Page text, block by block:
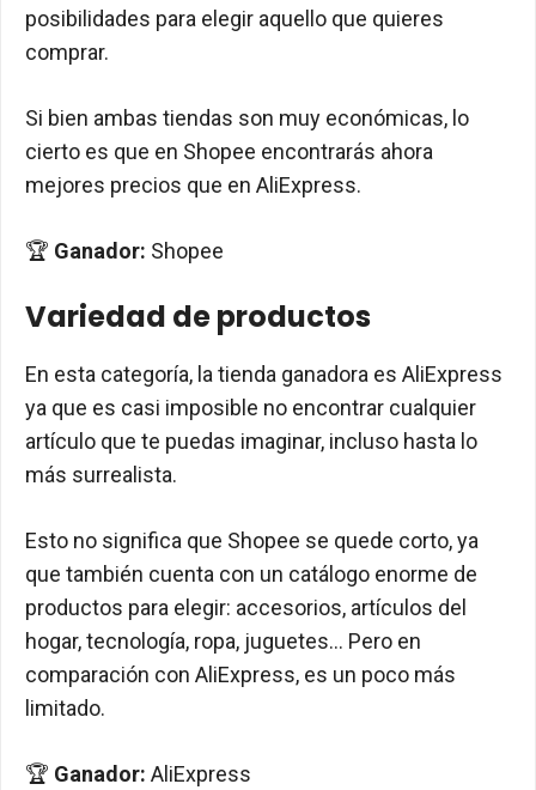
posibilidades para elegir aquello que quieres
comprar.
Si bien ambas tiendas son muy económicas, lo
cierto es que en Shopee encontrarás ahora
mejores precios que en AliExpress.
🏆 Ganador: Shopee
Variedad de productos
En esta categoría, la tienda ganadora es AliExpress
ya que es casi imposible no encontrar cualquier
artículo que te puedas imaginar, incluso hasta lo
más surrealista.
Esto no significa que Shopee se quede corto, ya
que también cuenta con un catálogo enorme de
productos para elegir: accesorios, artículos del
hogar, tecnología, ropa, juguetes… Pero en
comparación con AliExpress, es un poco más
limitado.
🏆 Ganador: AliExpress